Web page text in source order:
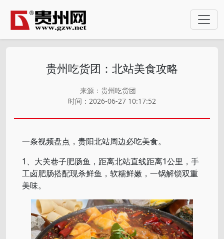
贵州吃货团：北站美食攻略
来源：贵州吃货团
时间：2026-06-27 10:17:52
一条视频盘点，贵阳北站周边必吃美食。
1、大关巷子肥肠鱼，距离北站直线距离1公里，手
工卤肥肠搭配现杀鲜鱼，软糯鲜嫩，一锅解锁双重
美味。